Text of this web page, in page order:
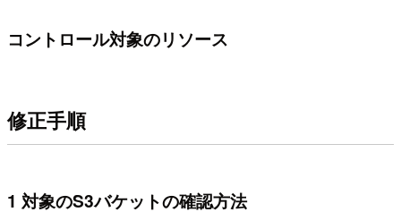
コントロール対象のリソース
修正手順
1 対象のS3バケットの確認方法